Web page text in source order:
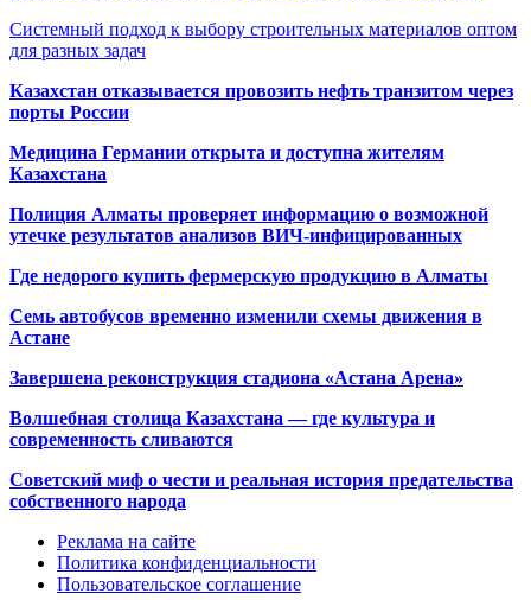
Системный подход к выбору строительных материалов оптом
для разных задач
Казахстан отказывается провозить нефть транзитом через
порты России
Медицина Германии открыта и доступна жителям
Казахстана
Полиция Алматы проверяет информацию о возможной
утечке результатов анализов ВИЧ-инфицированных
Где недорого купить фермерскую продукцию в Алматы
Семь автобусов временно изменили схемы движения в
Астане
Завершена реконструкция стадиона «Астана Арена»
Волшебная столица Казахстана — где культура и
современность сливаются
Советский миф о чести и реальная история предательства
собственного народа
Реклама на сайте
Политика конфиденциальности
Пользовательское соглашение